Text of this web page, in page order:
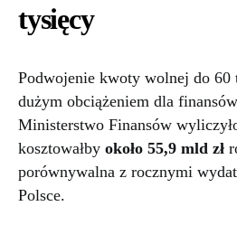
tysięcy
Podwojenie kwoty wolnej do 60
dużym obciążeniem dla
Ministerstwo Finansów
kosztowałby około 55,9 mld zł
porównywalna z rocznymi
Polsce.